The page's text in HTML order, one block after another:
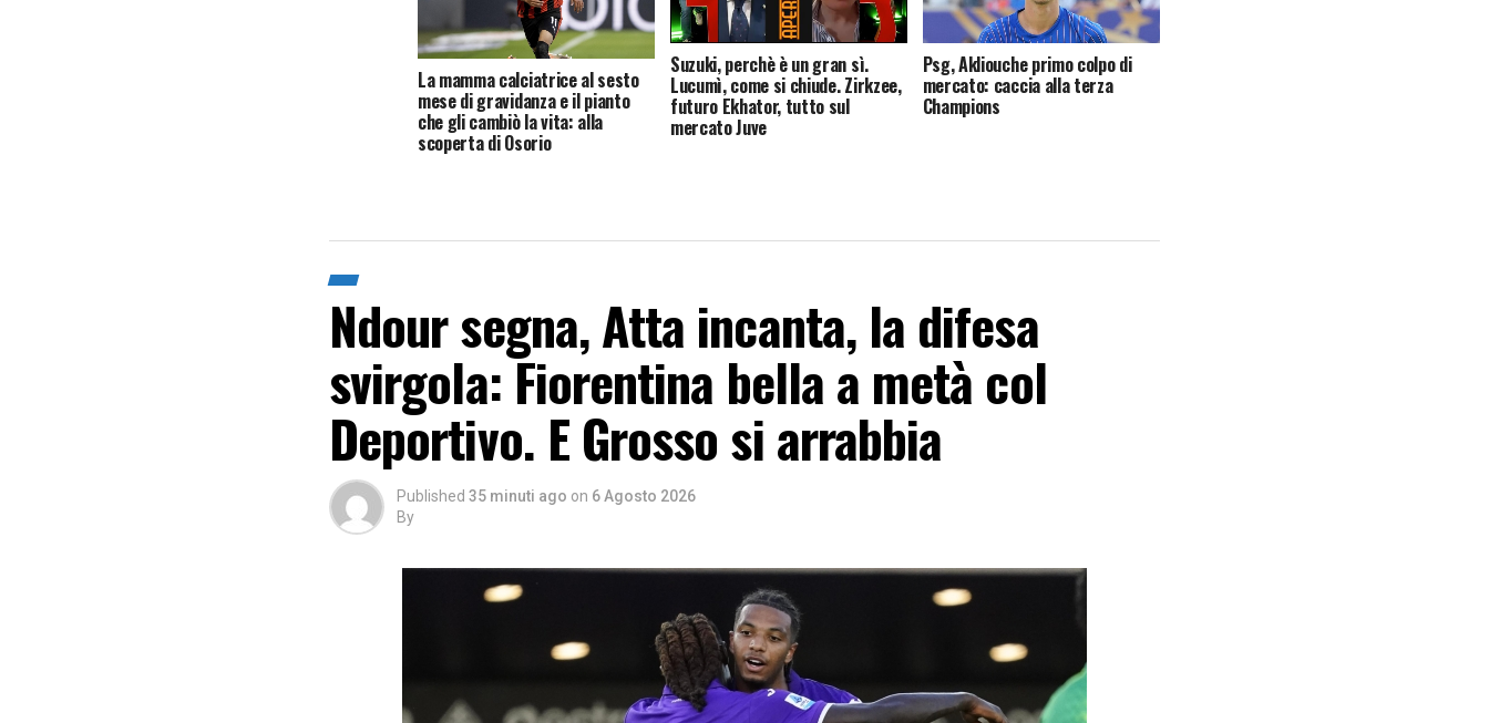
La mamma calciatrice al sesto
mese di gravidanza e il pianto
che gli cambiò la vita: alla
scoperta di Osorio
Suzuki, perchè è un gran sì.
Lucumì, come si chiude. Zirkzee,
futuro Ekhator, tutto sul
mercato Juve
Psg, Akliouche primo colpo di
mercato: caccia alla terza
Champions
Ndour segna, Atta incanta, la difesa
svirgola: Fiorentina bella a metà col
Deportivo. E Grosso si arrabbia
Published 35 minuti ago on 6 Agosto 2026
By